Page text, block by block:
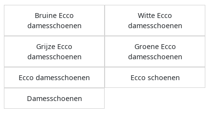
Bruine Ecco
damesschoenen
Witte Ecco
damesschoenen
Grijze Ecco
damesschoenen
Groene Ecco
damesschoenen
Ecco damesschoenen Ecco schoenen
Damesschoenen